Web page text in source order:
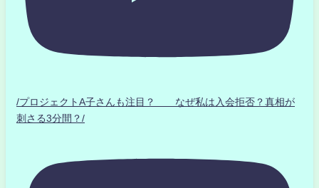
/プロジェクトA子さんも注目？ なぜ私は入会拒否？真相が
刺さる3分間？/